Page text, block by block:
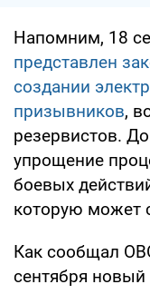
Напомним, 18
представлен
создании
призывников,
резервистов.
упрощение
боевых
которую может
Как сообщал
сентября